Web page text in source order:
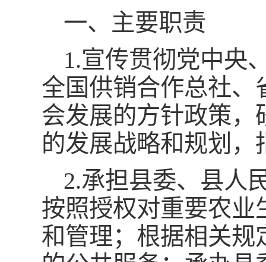
一、主要职责
1.宣传贯彻党中央
全国供销合作总社、
会发展的方针政策
的发展战略和规划
2.承担县委、县人
按照授权对重要农业
和管理；根据相关规